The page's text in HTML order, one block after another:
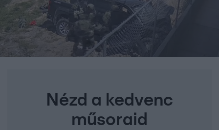
Nézd a kedvenc
műsoraid